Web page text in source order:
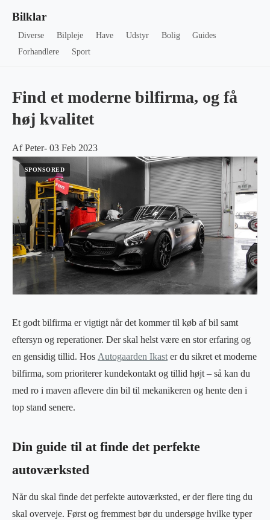
Bilklar
Diverse Bilpleje Have Udstyr Bolig
Guides
Forhandlere
Sport
Find et moderne bilfirma, og få
høj kvalitet
Af Peter- 03 Feb 2023
Et godt bilfirma er vigtigt når det kommer til køb af bil samt
eftersyn og reperationer. Der skal helst være en stor erfaring og
en gensidig tillid. Hos Autogaarden Ikaster du sikret et moderne
bilfirma, som prioriterer kundekontakt og tillid højt – så kan du
med ro i maven aflevere din bil til mekanikeren og hente den i
top stand senere.
Din guide til at finde det perfekte
autoværksted
Når du skal finde det perfekte autoværksted, er der flere ting du
skal overveje. Først og fremmest bør du undersøge hvilke typer